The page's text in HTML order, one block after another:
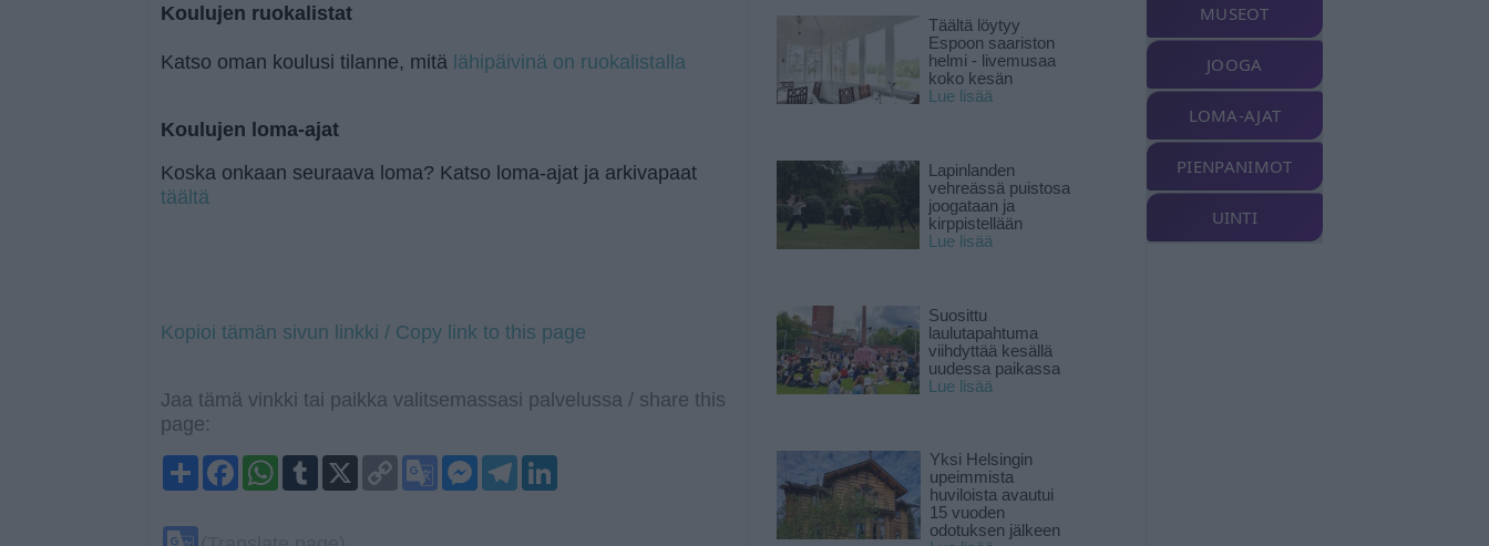
Koulujen ruokalistat
Katso oman koulusi tilanne, mitä lähipäivinä on ruokalistalla
Koulujen loma-ajat
Koska onkaan seuraava loma? Katso loma-ajat ja arkivapaat
täältä
Kopioi tämän sivun linkki / Copy link to this page
Jaa tämä vinkki tai paikka valitsemassasi palvelussa / share this
page:
S
h
F
a
W
T
X
C
o
G
o
M
T
Täältä löytyy
Espoon saariston
helmi - livemusaa
koko kesän
Lue lisää
Lapinlanden
vehreässä puistosa
joogataan ja
kirppistellään
Lue lisää
Suosittu
laulutapahtuma
viihdyttää kesällä
uudessa paikassa
Lue lisää
Yksi Helsingin
upeimmista
huviloista avautui
15 vuoden
odotuksen jälkeen
MUSEOT
JOOGA
LOMA-AJAT
PIENPANIMOT
UINTI